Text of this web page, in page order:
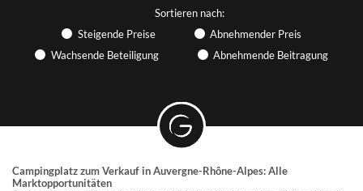
INFORMATIONEN
Finden Sie Artikel über das Hotelgewerbe und Outdoor-
DIE KUNDENBEWERTUNGEN FÜR
Finden Sie die Erfahrungsberichte unserer Kunden.
Sortieren nach:
Steigende Preise
Abnehmender Preis
Wachsende Beteiligung
Abnehmende Beitragung
Campingplatz zum Verkauf in Auvergne-Rhône-Alpes: Alle
Marktopportunitäten